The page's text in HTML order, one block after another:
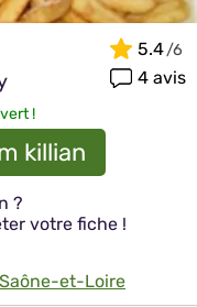
5.4
4 avis
!
killian
?
votre fiche !
et-Loire